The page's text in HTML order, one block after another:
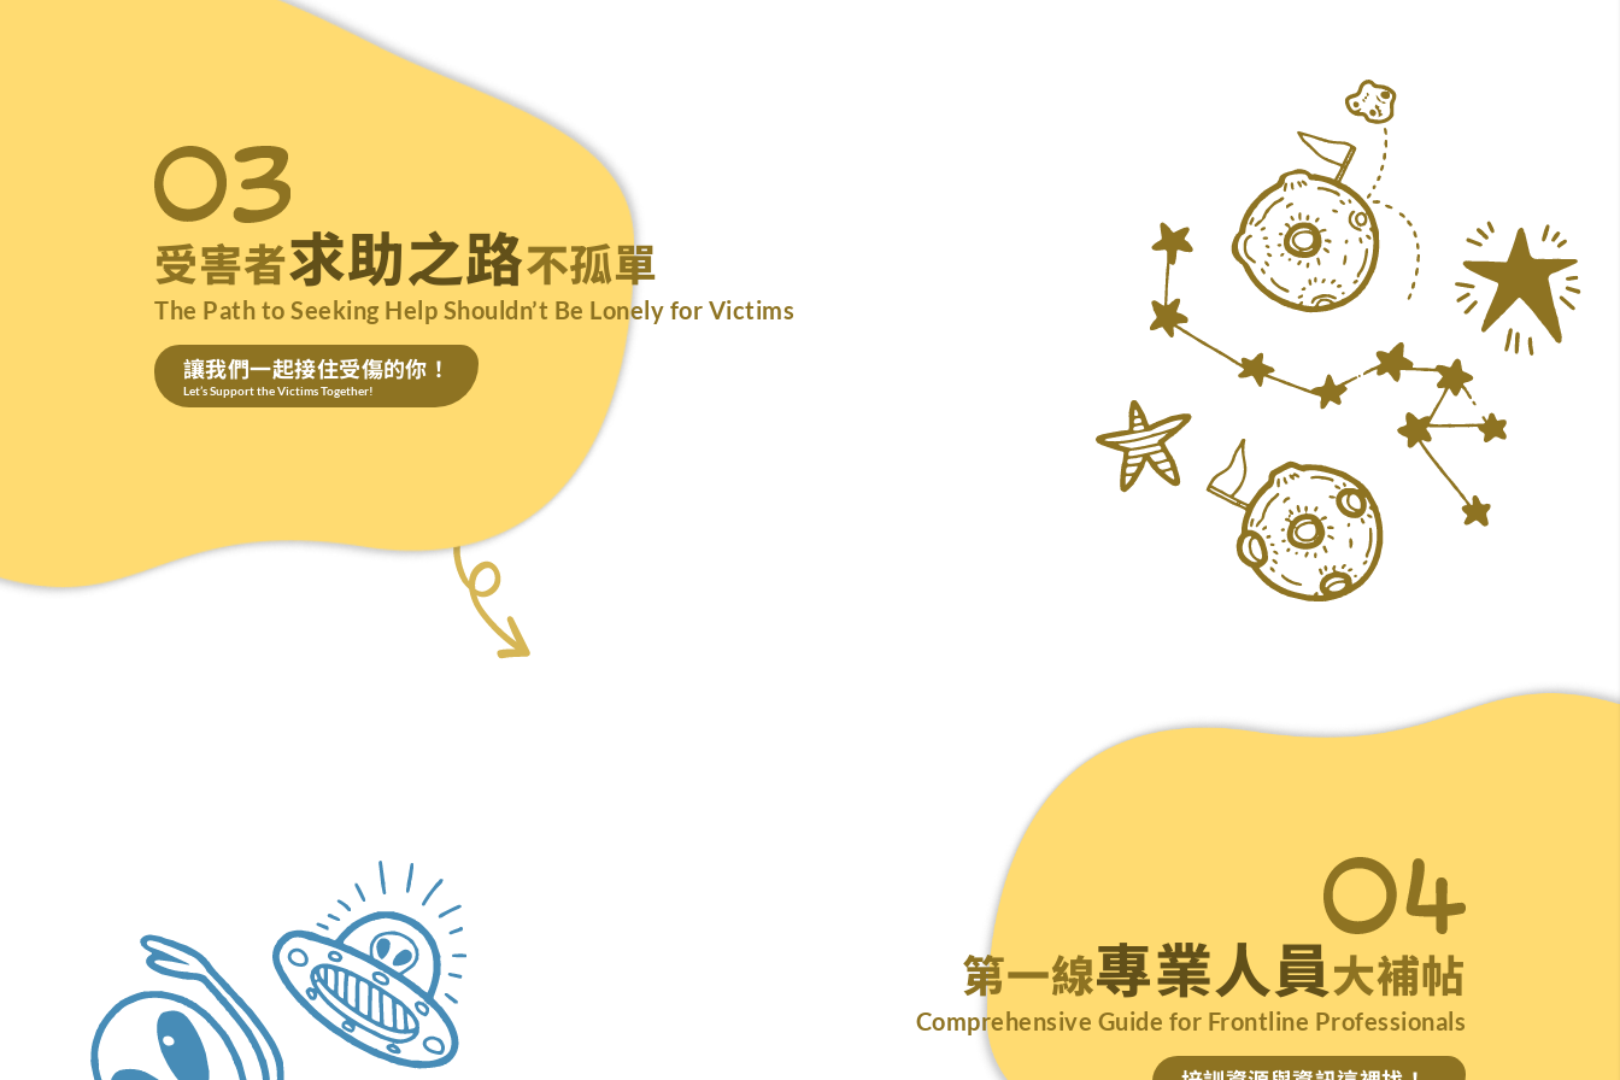
受害者求助之路不孤單
The Path to Seeking Help Shouldn’t Be Lonely for Victims
讓我們一起接住受傷的你！
Let’s Support the Victims Together!
第一線專業人員 大補帖
Comprehensive Guide for Frontline Professionals